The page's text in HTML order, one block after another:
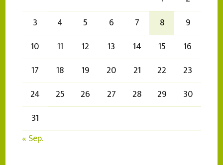
3
4 5 6 7 8
9
10
11 12 13 14 15
16
17
18 19 20 21 22
23
24
25 26 27 28 29
30
31
« Sep.